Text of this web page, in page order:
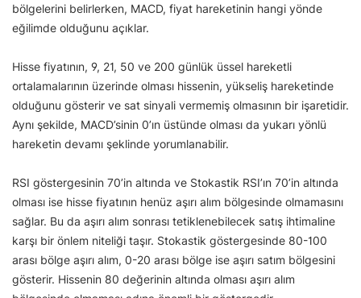
bölgelerini belirlerken, MACD, fiyat hareketinin hangi yönde
eğilimde olduğunu açıklar.
Hisse fiyatının, 9, 21, 50 ve 200 günlük üssel hareketli
ortalamalarının üzerinde olması hissenin, yükseliş hareketinde
olduğunu gösterir ve sat sinyali vermemiş olmasının bir işaretidir.
Aynı şekilde, MACD’sinin 0’ın üstünde olması da yukarı yönlü
hareketin devamı şeklinde yorumlanabilir.
RSI göstergesinin 70’in altında ve Stokastik RSI’ın 70’in altında
olması ise hisse fiyatının henüz aşırı alım bölgesinde olmamasını
sağlar. Bu da aşırı alım sonrası tetiklenebilecek satış ihtimaline
karşı bir önlem niteliği taşır. Stokastik göstergesinde 80-100
arası bölge aşırı alım, 0-20 arası bölge ise aşırı satım bölgesini
gösterir. Hissenin 80 değerinin altında olması aşırı alım